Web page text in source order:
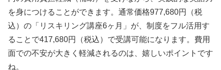
を身につけることができます。通常価格977,680円（税
込）の「リスキリング講座6ヶ月」が、制度をフル活用す
ることで417,680円（税込）で受講可能になります。費用
面での不安が大きく軽減されるのは、嬉しいポイントです
ね。